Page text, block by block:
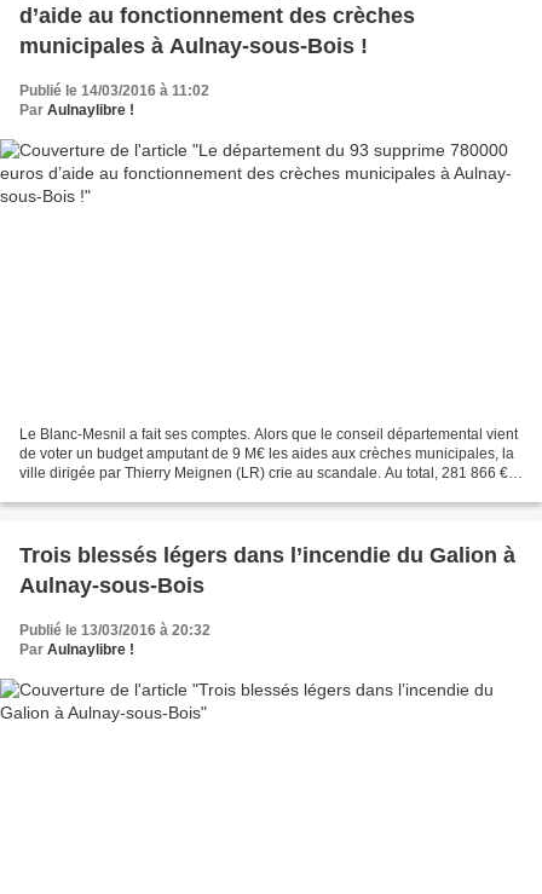
d’aide au fonctionnement des crèches
municipales à Aulnay-sous-Bois !
Publié le 14/03/2016 à 11:02
Par Aulnaylibre !
Le Blanc-Mesnil a fait ses comptes. Alors que le conseil départemental vient
de voter un budget amputant de 9 M€ les aides aux crèches municipales, la
ville dirigée par Thierry Meignen (LR) crie au scandale. Au total, 281 866 €
Trois blessés légers dans l’incendie du Galion à
Aulnay-sous-Bois
Publié le 13/03/2016 à 20:32
Par Aulnaylibre !